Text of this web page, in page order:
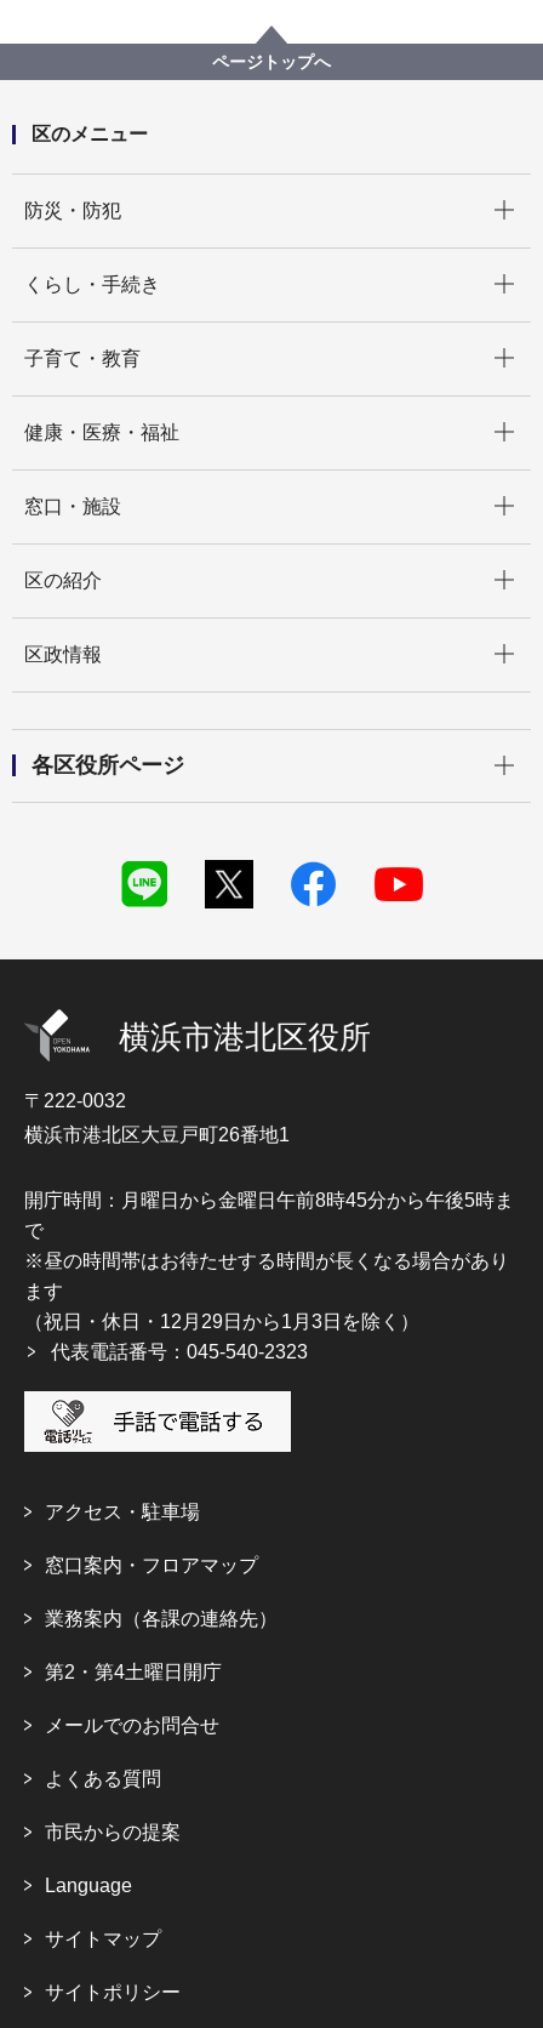
ページトップへ
区のメニュー
防災・防犯
くらし・手続き
子育て・教育
健康・医療・福祉
窓口・施設
区の紹介
区政情報
各区役所ページ
横浜市港北区役所
〒222-0032
横浜市港北区大豆戸町26番地1
開庁時間：月曜日から金曜日午前8時45分から午後5時ま
で
※昼の時間帯はお待たせする時間が長くなる場合があり
ます
（祝日・休日・12月29日から1月3日を除く）
代表電話番号：045-540-2323
アクセス・駐車場
窓口案内・フロアマップ
業務案内（各課の連絡先）
第2・第4土曜日開庁
メールでのお問合せ
よくある質問
市民からの提案
Language
サイトマップ
サイトポリシー